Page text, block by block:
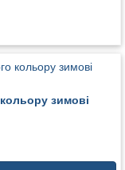
зимові